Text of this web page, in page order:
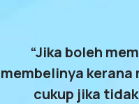
“Jika boleh
membelinya
cukup jika